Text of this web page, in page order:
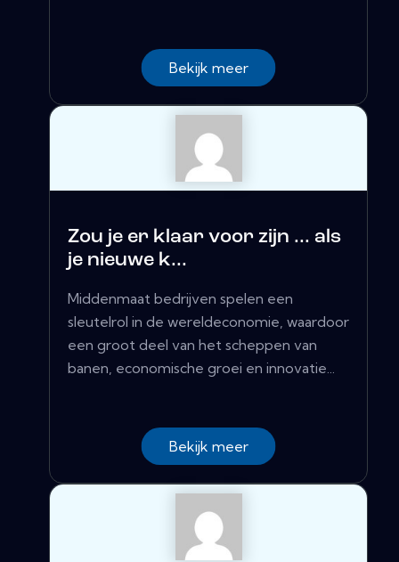
Bekijk meer
Zou je er klaar voor zijn ... als
je nieuwe k...
Middenmaat bedrijven spelen een
sleutelrol in de wereldeconomie, waardoor
een groot deel van het scheppen van
banen, economische groei en innovatie...
Bekijk meer